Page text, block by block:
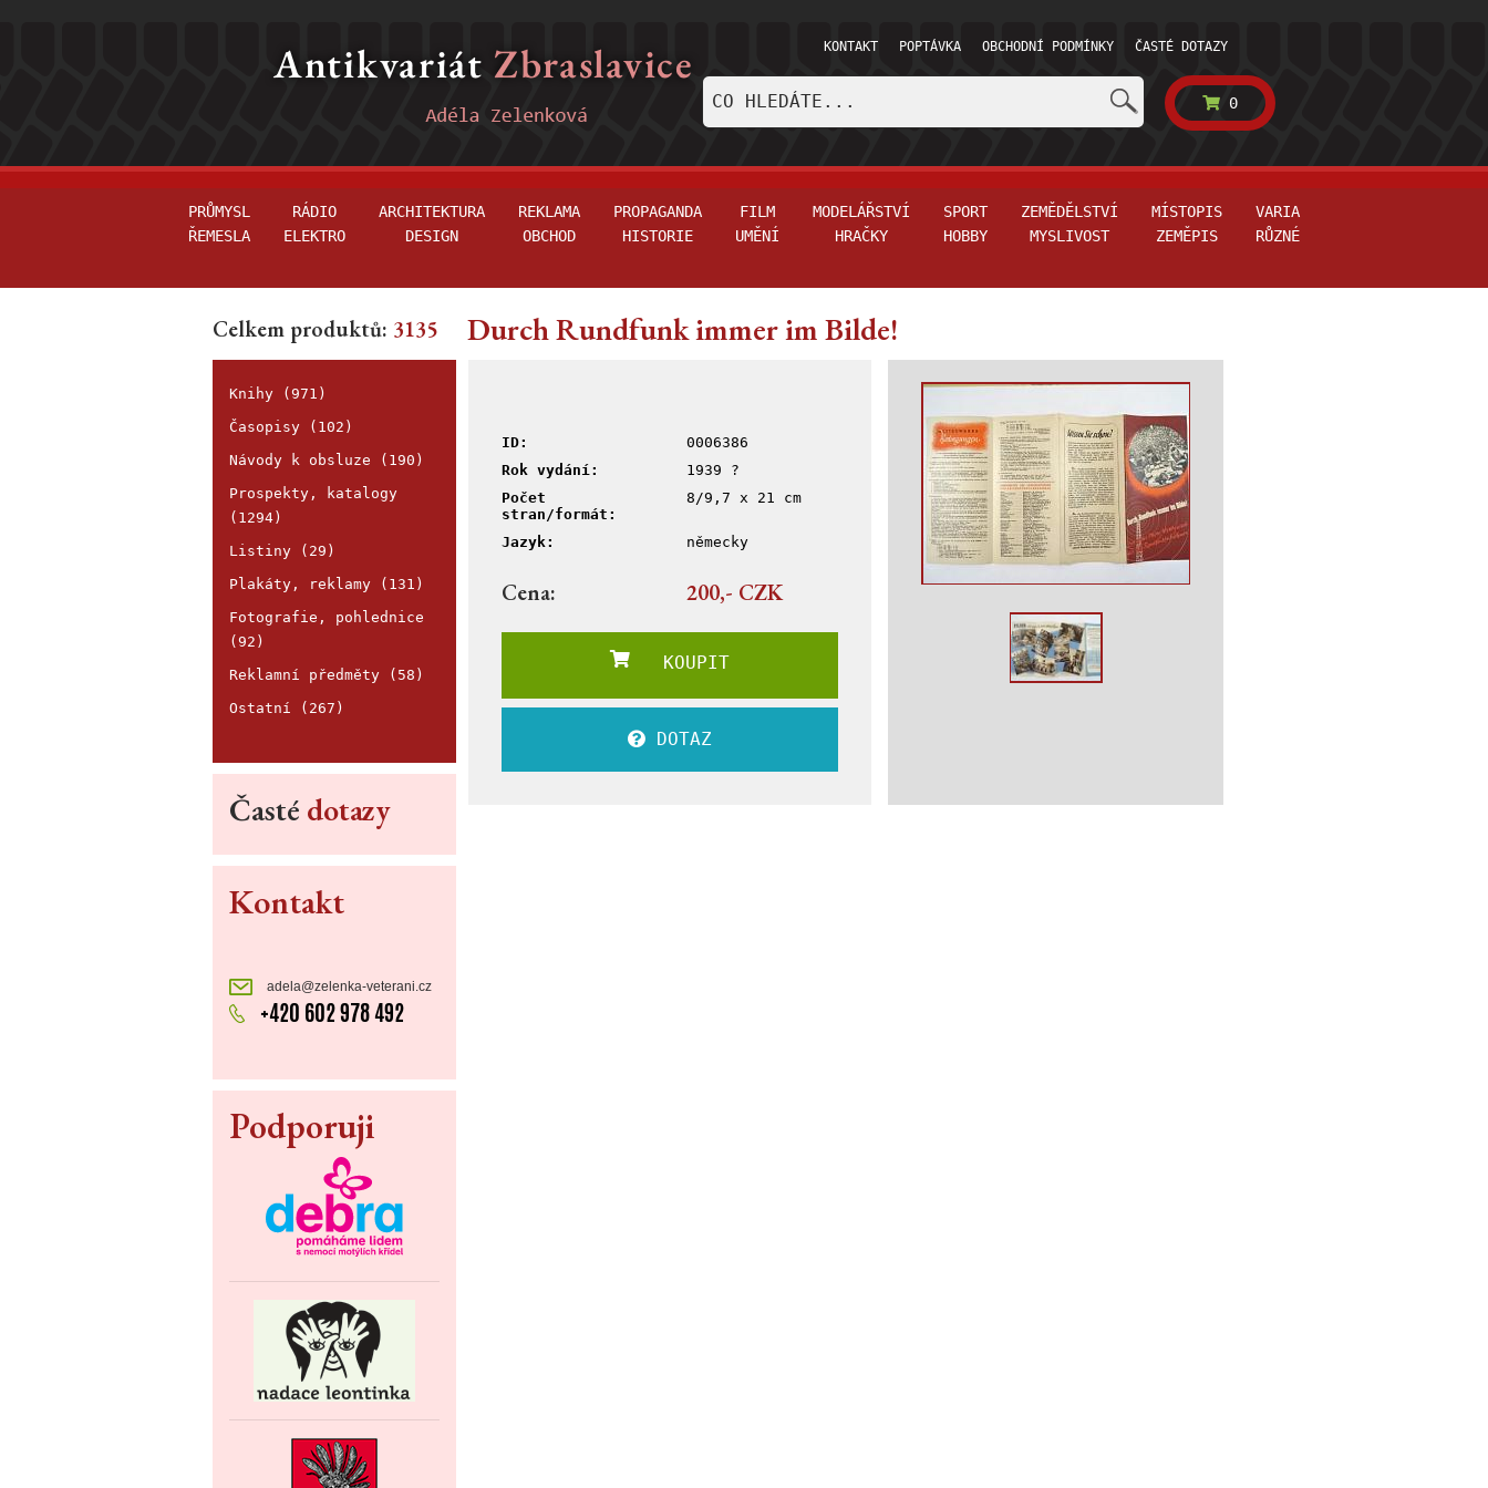
KONTAKT POPTÁVKA OBCHODNÍ PODMÍNKY ČASTÉ DOTAZY
0
PRŮMYSL
ŘEMESLA
RÁDIO
ELEKTRO
ARCHITEKTURA
DESIGN
REKLAMA
OBCHOD
PROPAGANDA
HISTORIE
FILM
UMĚNÍ
MODELÁŘSTVÍ
HRAČKY
SPORT
HOBBY
ZEMĚDĚLSTVÍ
MYSLIVOST
MÍSTOPIS
ZEMĚPIS
VARIA
RŮZNÉ
Celkem produktů: 3135
Knihy (971)
Časopisy (102)
Návody k obsluze (190)
Prospekty, katalogy
(1294)
Listiny (29)
Plakáty, reklamy (131)
Fotografie, pohlednice
(92)
Reklamní předměty (58)
Ostatní (267)
Časté dotazy
Kontakt
adela@zelenka-veterani.cz
+420 602 978 492
Podporuji
Durch Rundfunk immer im Bilde!
ID:
0006386
Rok vydání:
1939 ?
Počet
stran/formát:
8/9,7 x 21 cm
Jazyk: německy
Cena: 200,- CZK
KOUPIT
DOTAZ